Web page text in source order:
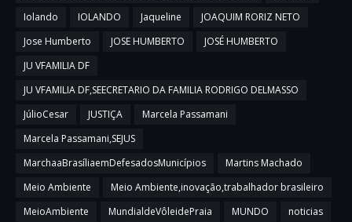
Iolando
IOLANDO Jaqueline
JOAQUIM RORIZ NETO
Jose Humberto
JOSE HUMBERTO
JOSÉ HUMBERTO
JU VFAMILIA DF
JU VFAMILIA DF,SEECRETARIO DA FAMILIA RODRIGO DELMASSO
JúlioCesar
JUSTIÇA
Marcela Passamani
Marcela Passamani,SEJUS
MarchaaBrasíliaemDefesadosMunicípios
Martins Machado
Meio Ambiente
Meio Ambiente,inovação,trabalhador brasileiro
MeioAmbiente
MundialdeVôleidePraia MUNDO
noticias